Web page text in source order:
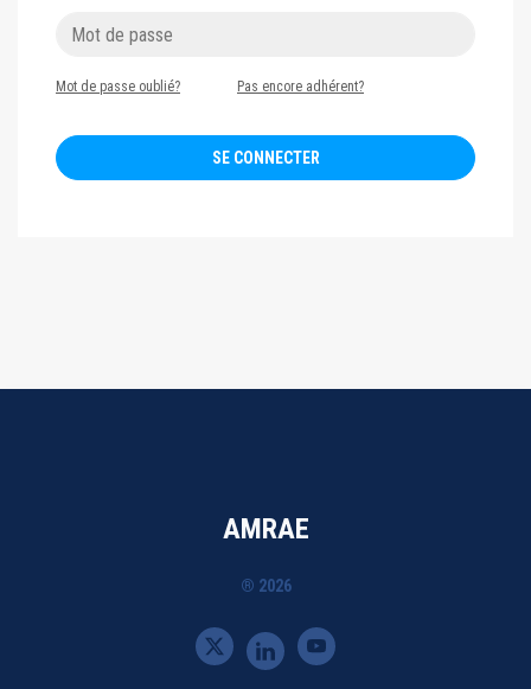
Mot de passe oublié? Pas encore adhérent?
AMRAE
® 2026